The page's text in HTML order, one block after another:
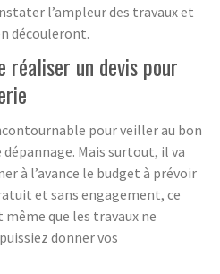
l’ampleur des travaux et
découleront.
réaliser un devis pour
pour veiller au bon
Mais surtout, il va
à l’avance le budget à prévoir
et sans engagement, ce
même que les travaux ne
donner vos